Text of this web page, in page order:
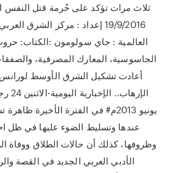
ثلاث مرات تؤكد على حُرمة قتل النفس
19/9/2016 إعداد : مركز الشرق
العالمية : جاي سولومون :الكتاب:
الجاسوسية، المعارك المصرفية،
أعادت تشكيل الشرق الأوسط
يونيو 2013م# في الفترة الأخيرة
عندها وتسليط الضوء عليها في ظل
وظروفها، كذلك أن حالات الطلاق ووفاة
الأدبي العربي الجديد في القصة